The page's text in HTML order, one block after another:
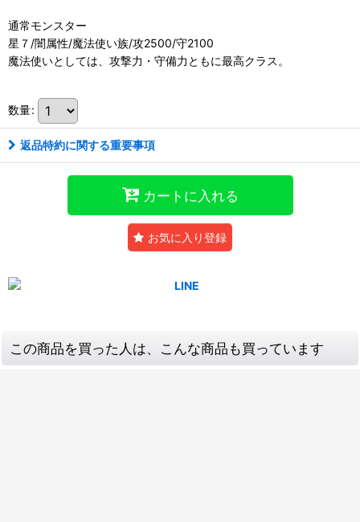
通常モンスター
星７/闇属性/魔法使い族/攻2500/守2100
魔法使いとしては、攻撃力・守備力ともに最高クラス。
数量:
返品特約に関する重要事項
カートに入れる
お気に入り登録
この商品を買った人は、こんな商品も買っています